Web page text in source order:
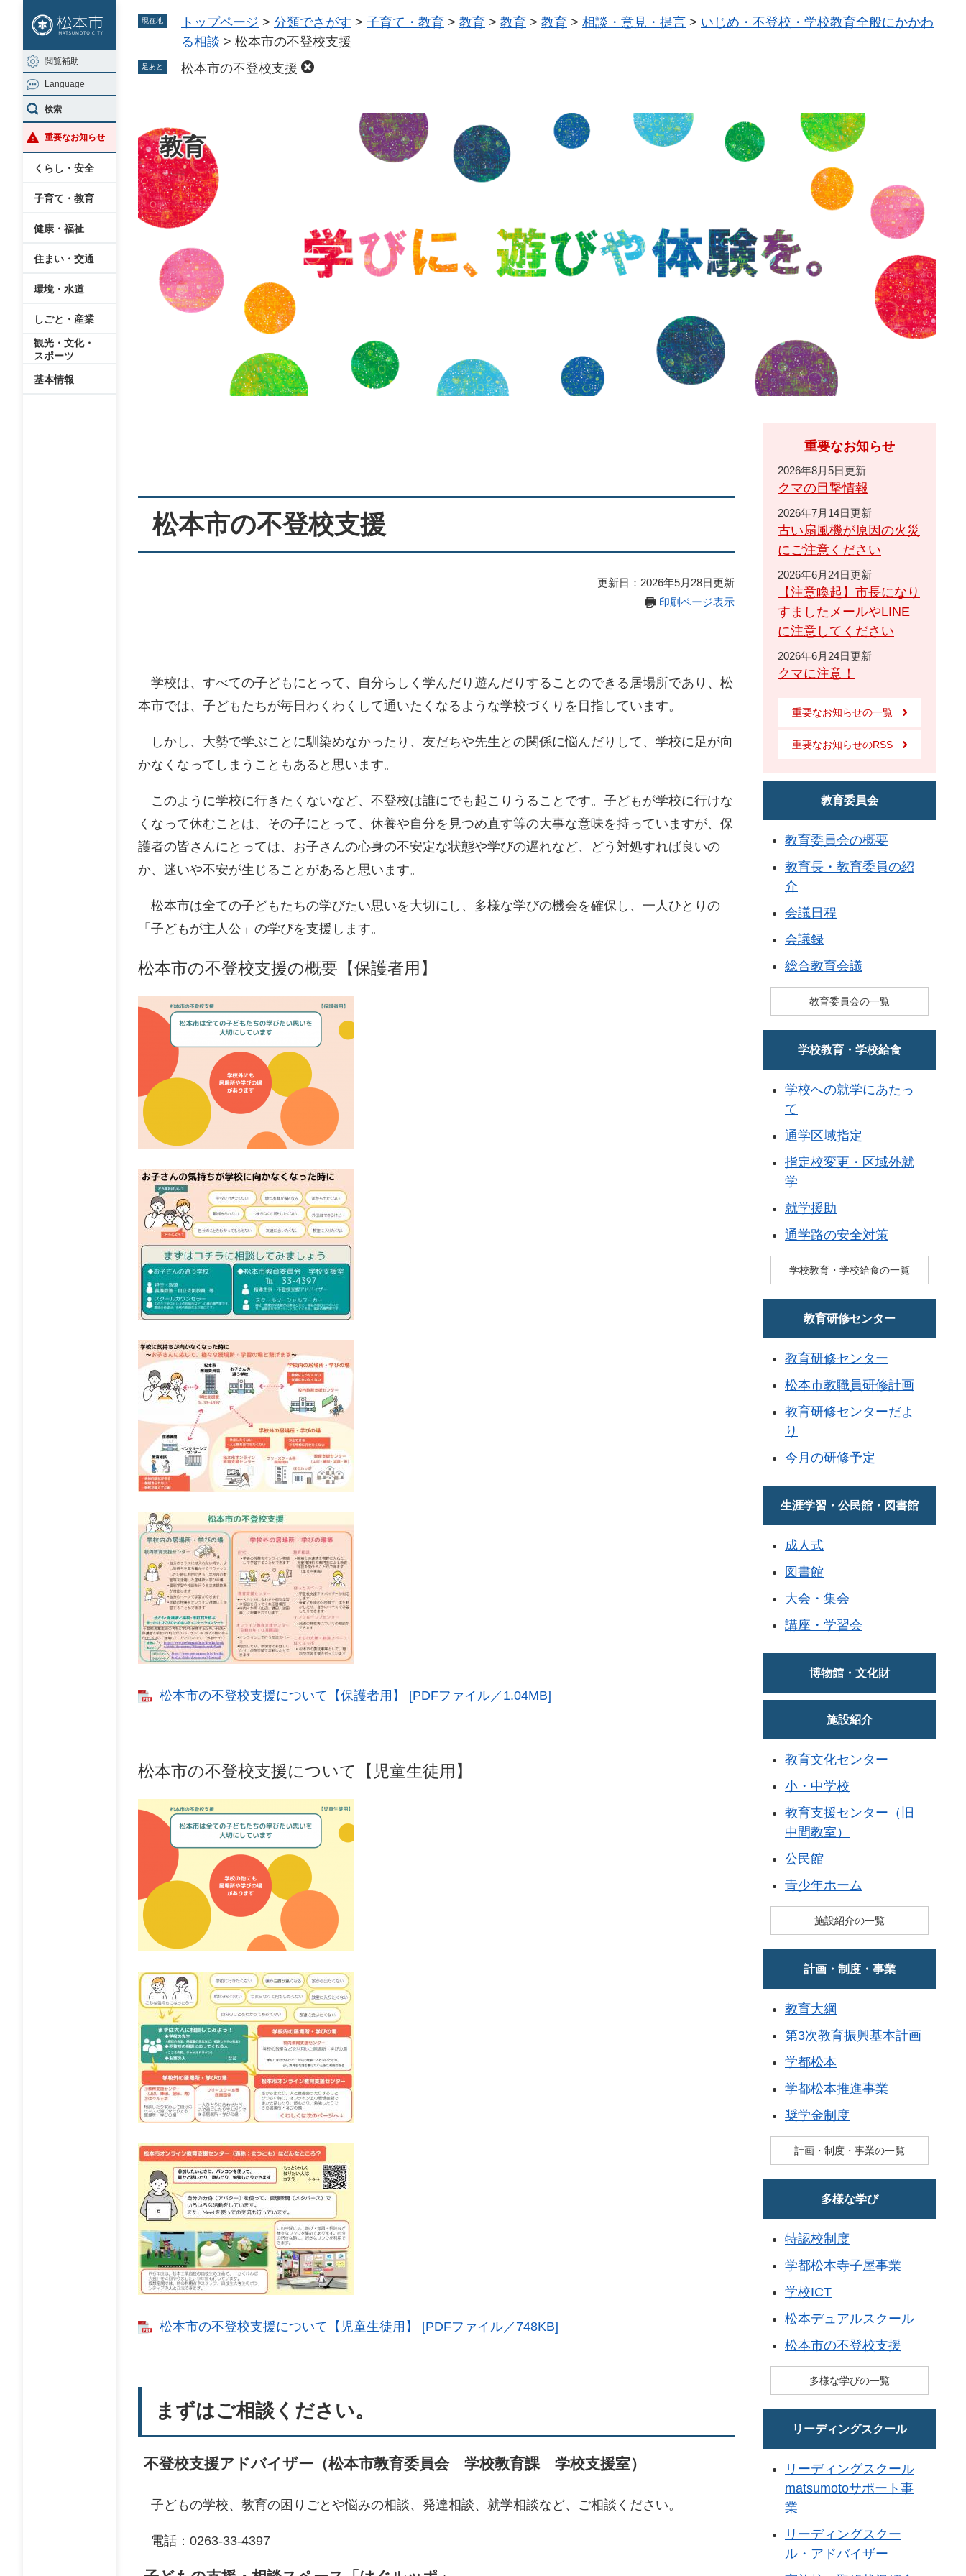
ジ
の
先
頭
で
す
ュ
ー
を
飛
ば
し
閲覧補助
Language
検索
重要なお知らせ
くらし・安全
子育て・教育
健康・福祉
住まい・交通
環境・水道
しごと・産業
観光・文化・
スポーツ
基本情報
現在地 トップページ > 分類でさがす > 子育て・教育 > 教育 > 教育 > 教育 > 相談・意見・提言 > いじめ・不登校・学校教育全般にかかわ
る相談 > 松本市の不登校支援
足あと 松本市の不登校支援
教育
松本市の不登校支援
更新日：2026年5月28日更新
印刷ページ表示
学校は、すべての子どもにとって、自分らしく学んだり遊んだりすることのできる居場所であり、松
本市では、子どもたちが毎日わくわくして通いたくなるような学校づくりを目指しています。
しかし、大勢で学ぶことに馴染めなかったり、友だちや先生との関係に悩んだりして、学校に足が向
かなくなってしまうこともあると思います。
このように学校に行きたくないなど、不登校は誰にでも起こりうることです。子どもが学校に行けな
くなって休むことは、その子にとって、休養や自分を見つめ直す等の大事な意味を持っていますが、保
護者の皆さんにとっては、お子さんの心身の不安定な状態や学びの遅れなど、どう対処すれば良いの
か、迷いや不安が生じることがあると思います。
松本市は全ての子どもたちの学びたい思いを大切にし、多様な学びの機会を確保し、一人ひとりの
「子どもが主人公」の学びを支援します。
松本市の不登校支援の概要【保護者用】
松本市の不登校支援について【保護者用】 [PDFファイル／1.04MB]
松本市の不登校支援について【児童生徒用】
松本市の不登校支援について【児童生徒用】 [PDFファイル／748KB]
まずはご相談ください。
不登校支援アドバイザー（松本市教育委員会 学校教育課 学校支援室）
子どもの学校、教育の困りごとや悩みの相談、発達相談、就学相談など、ご相談ください。
電話：0263-33-4397
重要なお知らせ
2026年8月5日更新
クマの目撃情報
2026年7月14日更新
古い扇風機が原因の火災
にご注意ください
2026年6月24日更新
【注意喚起】市長になり
すましたメールやLINE
に注意してください
2026年6月24日更新
クマに注意！
重要なお知らせの一覧
重要なお知らせのRSS
教育委員会
教育委員会の概要
教育長・教育委員の紹
介
会議日程
会議録
総合教育会議
教育委員会の一覧
学校教育・学校給食
学校への就学にあたっ
て
通学区域指定
指定校変更・区域外就
学
就学援助
通学路の安全対策
学校教育・学校給食の一覧
教育研修センター
教育研修センター
松本市教職員研修計画
教育研修センターだよ
り
今月の研修予定
生涯学習・公民館・図書館
成人式
図書館
大会・集会
講座・学習会
博物館・文化財
施設紹介
教育文化センター
小・中学校
教育支援センター（旧
中間教室）
公民館
青少年ホーム
施設紹介の一覧
計画・制度・事業
教育大綱
第3次教育振興基本計画
学都松本
学都松本推進事業
奨学金制度
計画・制度・事業の一覧
多様な学び
特認校制度
学都松本寺子屋事業
学校ICT
松本デュアルスクール
松本市の不登校支援
多様な学びの一覧
リーディングスクール
リーディングスクール
matsumotoサポート事
業
リーディングスクー
ル・アドバイザー